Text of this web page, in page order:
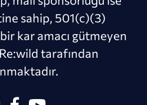
sahip, 501(c)(3)
kar amacı gütmeyen
tarafından